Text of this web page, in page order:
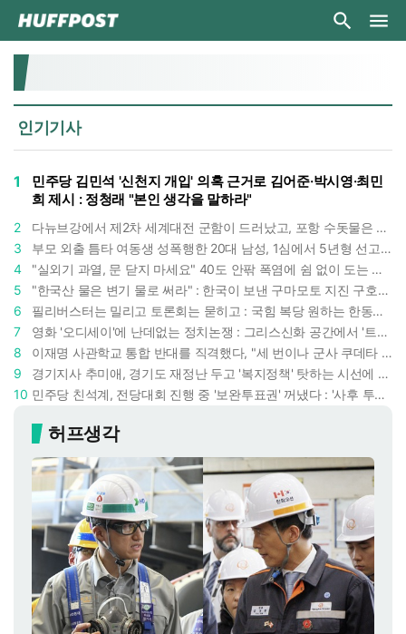
인기기사
1
민주당 김민석 '신천지 개입' 의혹 근거로 김어준·박시영·최민
희 제시 : 정청래 "본인 생각을 말하라"
2
다뉴브강에서 제2차 세계대전 군함이 드러났고, 포항 수돗물은 갑자기 짜졌다 : 폭염·가뭄이 만든 낯선 풍경
3
부모 외출 틈타 여동생 성폭행한 20대 남성, 1심에서 5년형 선고 : 친족 간 '암수범죄'의 심각성
4
"실외기 과열, 문 닫지 마세요" 40도 안팎 폭염에 쉼 없이 도는 에어컨 : 화재 위험 경고등!
5
"한국산 물은 변기 물로 써라" : 한국이 보낸 구마모토 지진 구호품에 한 일본인의 '어처구니 없는' 반응
6
필리버스터는 밀리고 토론회는 묻히고 : 국힘 복당 원하는 한동훈, '검사 정치'의 한계만 드러내나
7
영화 '오디세이'에 난데없는 정치논쟁 : 그리스신화 공간에서 '트럼프 전쟁의 참혹함'이 보인다
8
이재명 사관학교 통합 반대를 직격했다, "세 번이나 군사 쿠데타 했는데 압도적 지위"
9
경기지사 추미애, 경기도 재정난 두고 '복지정책' 탓하는 시선에 정면 반박 : "고령자와 아이 인구 급증"
10
민주당 친석계, 전당대회 진행 중 '보완투표권' 꺼냈다 : '사후 투표 허용' 무리수에 정청래 "투표 쿠데타"
허프생각